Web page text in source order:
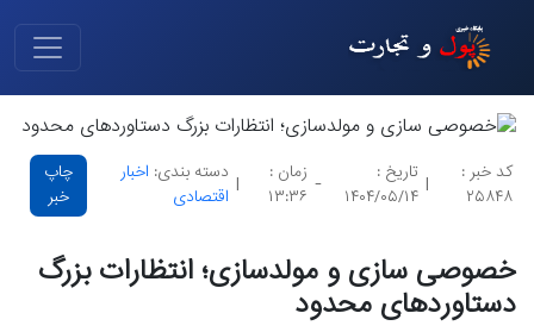
کد خبر :
۲۵۸۴۸
|
تاریخ :
۱۴۰۴/۰۵/۱۴
-
زمان :
۱۳:۳۶
|
دسته بندی: اخبار
اقتصادی
چاپ
خبر
خصوصی سازی و مولدسازی؛ انتظارات بزرگ
دستاوردهای محدود